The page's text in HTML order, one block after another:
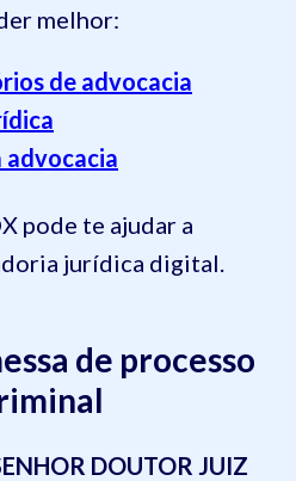
melhor:
de advocacia
pode te ajudar a
jurídica digital.
de processo
DOUTOR JUIZ